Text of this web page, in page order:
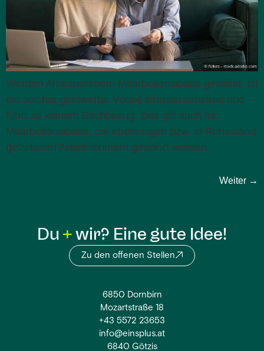
Werden Arbeitnehmern Mitarbeiterrabatte gewährt, ist
ein solcher geldwerter Vorteil lohnsteuerbefreit und
führt zu keinem Sachbezug. Das gilt auch für
Mitarbeiterrabatte, die ehemaligen bzw. in Ruhestand
getretenen Arbeitnehmern gewährt werden.
Weiter →
Du wir? Eine gute Idee!
Zu den offenen Stellen
6850 Dornbirn
Mozartstraße 18
+43 5572 23653
info@einsplus.at
6840 Götzis